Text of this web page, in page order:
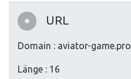
URL
Domain : aviator-game.pro
Länge : 16